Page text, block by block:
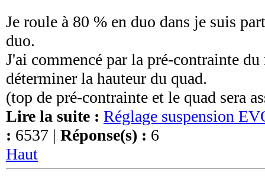
Je roule à 80 % en duo dans je suis
duo.
J'ai commencé par la pré-contrainte
déterminer la hauteur du quad.
(top de pré-contrainte et le quad sera
Lire la suite : Réglage suspension
: 6537 | Réponse(s) : 6
Haut